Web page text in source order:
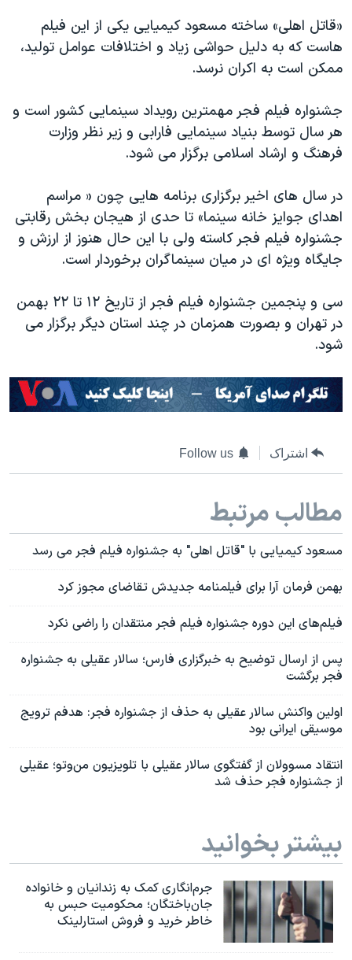
«قاتل اهلی» ساخته مسعود کیمیایی یکی از این فیلم
هاست که به دلیل حواشی زیاد و اختلافات عوامل تولید،
ممکن است به اکران نرسد.
جشنواره فیلم فجر مهمترین رویداد سینمایی کشور است و
هر سال توسط بنیاد سینمایی فارابی و زیر نظر وزارت
فرهنگ و ارشاد اسلامی برگزار می شود.
در سال های اخیر برگزاری برنامه هایی چون « مراسم
اهدای جوایز خانه سینما» تا حدی از هیجان بخش رقابتی
جشنواره فیلم فجر کاسته ولی با این حال هنوز از ارزش و
جایگاه ویژه ای در میان سینماگران برخوردار است.​
سی و پنجمین جشنواره فیلم فجر از تاریخ ۱۲ تا ۲۲ بهمن
در تهران و بصورت همزمان در چند استان دیگر برگزار می
شود.
اشتراک Follow us
مطالب مرتبط
مسعود کیمیایی با "قاتل اهلی" به جشنواره فیلم فجر می رسد
بهمن فرمان آرا برای فیلمنامه جدیدش تقاضای مجوز کرد
فیلم‌های این دوره جشنواره فیلم فجر منتقدان را راضی نکرد
پس از ارسال توضیح به خبرگزاری فارس؛ سالار عقیلی به جشنواره
فجر برگشت
اولین واکنش سالار عقیلی به حذف از جشنواره فجر: هدفم ترویج
موسیقی ایرانی بود
انتقاد مسوولان از گفتگوی سالار عقیلی با تلویزیون من‌و‌تو؛ عقیلی
از جشنواره فجر حذف شد
بیشتر بخوانید
جرم‌انگاری کمک به زندانیان و خانواده
جان‌باختگان؛ محکومیت حبس به‌
خاطر خرید و فروش استارلینک